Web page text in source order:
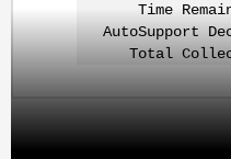
Time
AutoSupport
Total